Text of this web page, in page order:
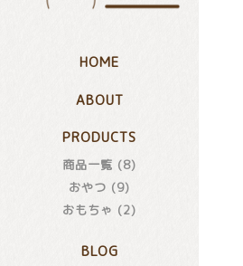
HOME
ABOUT
PRODUCTS
商品一覧 (8)
おやつ (9)
おもちゃ (2)
BLOG